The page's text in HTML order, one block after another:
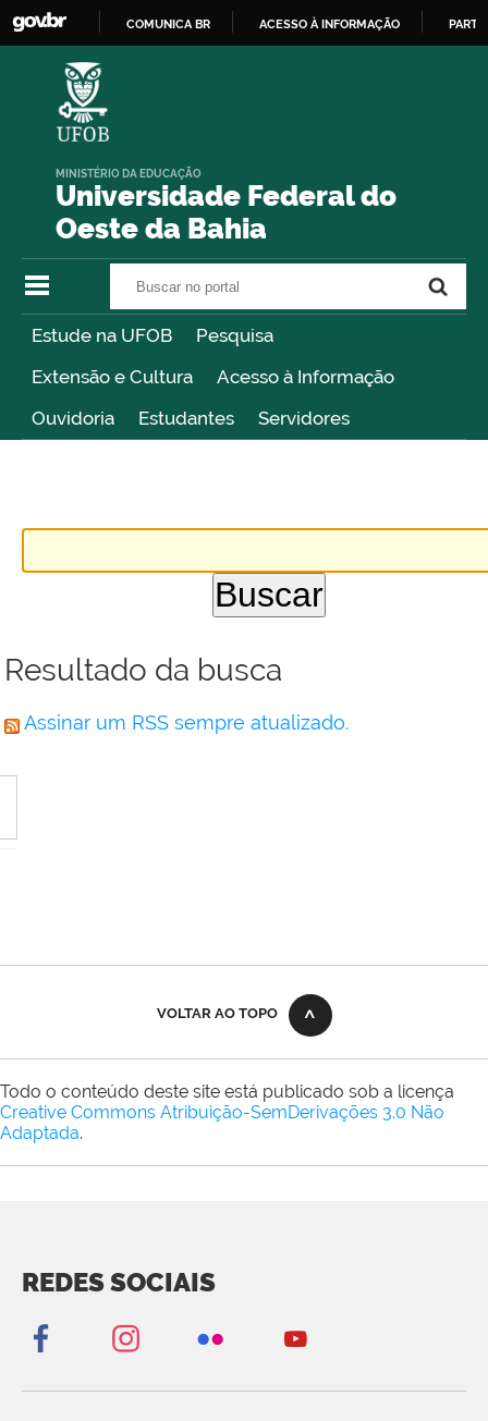
COMUNICA BR ACESSO À INFORMAÇÃO
Universidade Federal do
Oeste da Bahia
MINISTÉRIO DA EDUCAÇÃO
Estude na UFOB
Pesquisa
Extensão e Cultura
Acesso à Informação
Ouvidoria
Estudantes Servidores
Resultado da busca
Assinar um RSS sempre atualizado.
VOLTAR AO TOPO
Todo o conteúdo deste site está publicado sob a licença
Creative Commons Atribuição-SemDerivações 3.0 Não
Adaptada.
REDES SOCIAIS